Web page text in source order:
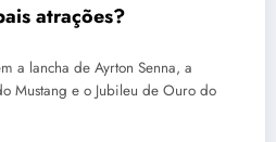
atrações?
a lancha de Ayrton Senna, a
Mustang e o Jubileu de Ouro do